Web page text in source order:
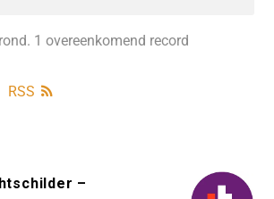
1 overeenkomend record
RSS
–